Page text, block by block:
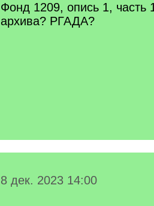
Фонд 1209, опись 1, часть
архива? РГАДА?
8 дек. 2023 14:00